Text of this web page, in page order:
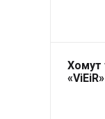
Хомут